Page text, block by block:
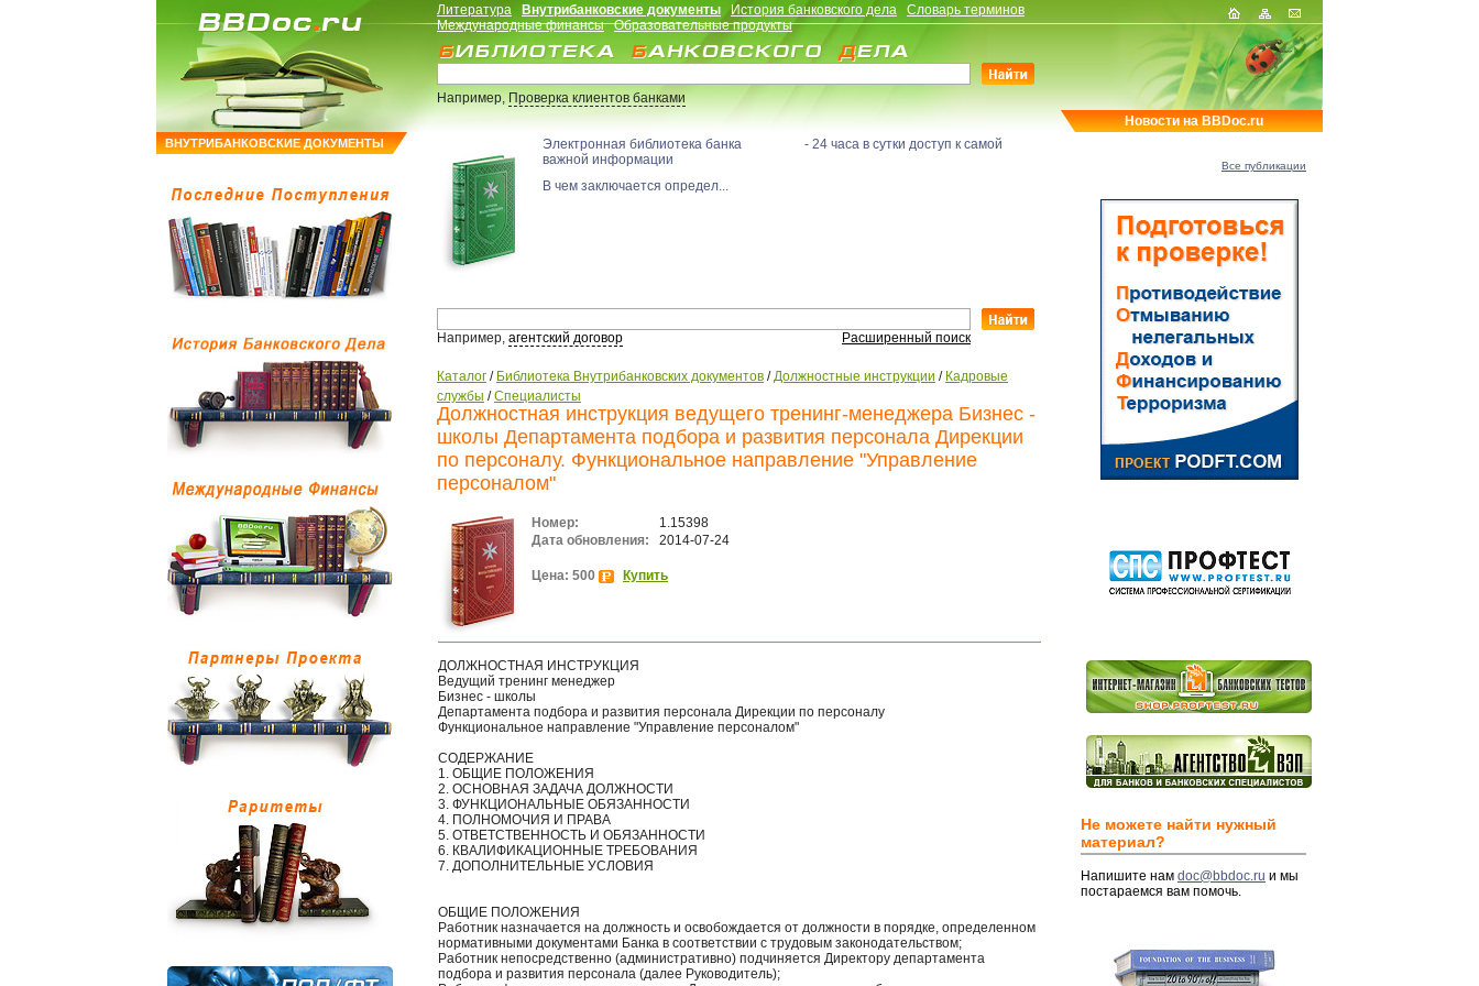
ВНУТРИБАНКОВСКИЕ ДОКУМЕНТЫ
Литература Внутрибанковские документы История банковского дела
Словарь терминов
Международные финансы
Образовательные продукты
Например,Проверка клиентов банками
Электронная библиотека банка - 24 часа в сутки доступ к самой
важной информации
В чем заключается определ...
Например, агентский договор Расширенный поиск
Каталог / Библиотека Внутрибанковских документов /Должностные инструкции / Кадровые
службы /Специалисты
Должностная инструкция ведущего тренинг-менеджера Бизнес -
школы Департамента подбора и развития персонала Дирекции
по персоналу. Функциональное направление "Управление
персоналом"
Номер:
1.15398
Дата обновления:
2014-07-24
Цена: 500 Купить
ДОЛЖНОСТНАЯ ИНСТРУКЦИЯ
Ведущий тренинг менеджер
Бизнес - школы
Департамента подбора и развития персонала Дирекции по персоналу
Функциональное направление "Управление персоналом"
СОДЕРЖАНИЕ
1. ОБЩИЕ ПОЛОЖЕНИЯ
2. ОСНОВНАЯ ЗАДАЧА ДОЛЖНОСТИ
3. ФУНКЦИОНАЛЬНЫЕ ОБЯЗАННОСТИ
4. ПОЛНОМОЧИЯ И ПРАВА
5. ОТВЕТСТВЕННОСТЬ И ОБЯЗАННОСТИ
6. КВАЛИФИКАЦИОННЫЕ ТРЕБОВАНИЯ
7. ДОПОЛНИТЕЛЬНЫЕ УСЛОВИЯ
ОБЩИЕ ПОЛОЖЕНИЯ
Работник назначается на должность и освобождается от должности в порядке, определенном
нормативными документами Банка в соответствии с трудовым законодательством;
Работник непосредственно (административно) подчиняется Директору департамента
подбора и развития персонала (далее Руководитель);
Новости на BBDoc.ru
Все публикации
Не можете найти нужный
материал?
Напишите нам doc@bbdoc.ru и мы
постараемся вам помочь.